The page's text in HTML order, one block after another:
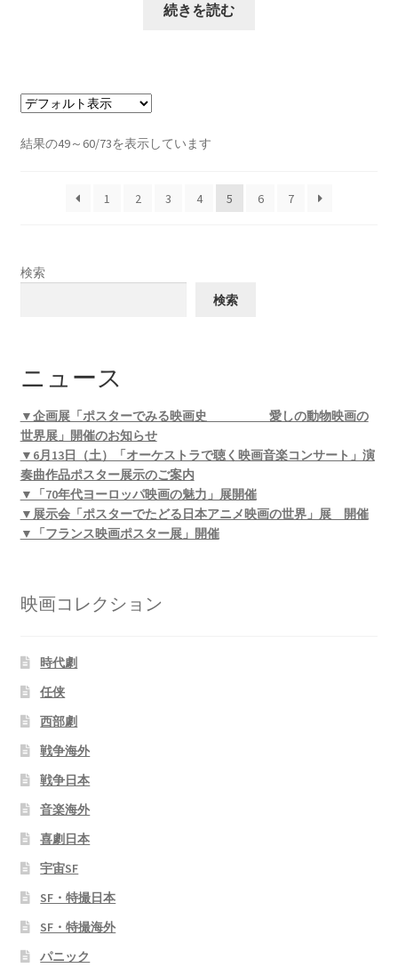
続きを読む
結果の49～60/73を表示しています
1 2 3 4 5 6 7
検索
検索
ニュース
▼企画展「ポスターでみる映画史 愛しの動物映画の
世界展」開催のお知らせ
▼6月13日（土）「オーケストラで聴く映画音楽コンサート」演
奏曲作品ポスター展示のご案内
▼「70年代ヨーロッパ映画の魅力」展開催
▼展示会「ポスターでたどる日本アニメ映画の世界」展 開催
▼「フランス映画ポスター展」開催
映画コレクション
時代劇
任侠
西部劇
戦争海外
戦争日本
音楽海外
喜劇日本
宇宙SF
SF・特撮日本
SF・特撮海外
パニック